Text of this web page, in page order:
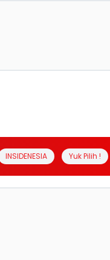
INSIDENESIA Yuk Pilih !